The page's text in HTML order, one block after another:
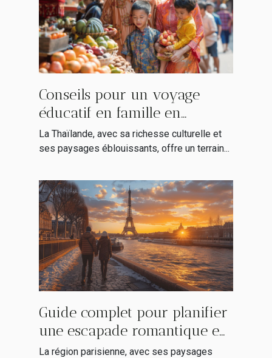
Conseils pour un voyage
éducatif en famille en
Thaïlande
La Thaïlande, avec sa richesse culturelle et
ses paysages éblouissants, offre un terrain...
Guide complet pour planifier
une escapade romantique en
région parisienne
La région parisienne, avec ses paysages